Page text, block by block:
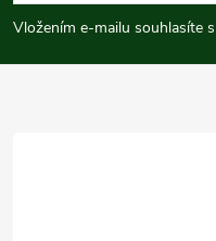
pVložením e-mailu souhlasíte s